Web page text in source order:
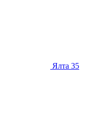
Ялта 35